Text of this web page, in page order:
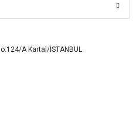
A Kartal/İSTANBUL